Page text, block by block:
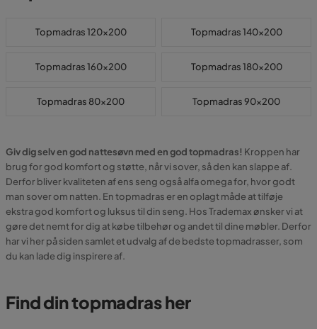
Topmadras 120x200 Topmadras 140x200
Topmadras 160x200 Topmadras 180x200
Topmadras 80x200 Topmadras 90x200
Giv dig selv en god nattesøvn med en god topmadras! Kroppen har
brug for god komfort og støtte, når vi sover, så den kan slappe af.
Derfor bliver kvaliteten af ens seng også alfa omega for, hvor godt
man sover om natten. En topmadras er en oplagt måde at tilføje
ekstra god komfort og luksus til din seng. Hos Trademax ønsker vi at
gøre det nemt for dig at købe tilbehør og andet til dine møbler. Derfor
har vi her på siden samlet et udvalg af de bedste topmadrasser, som
du kan lade dig inspirere af.
Find din topmadras her